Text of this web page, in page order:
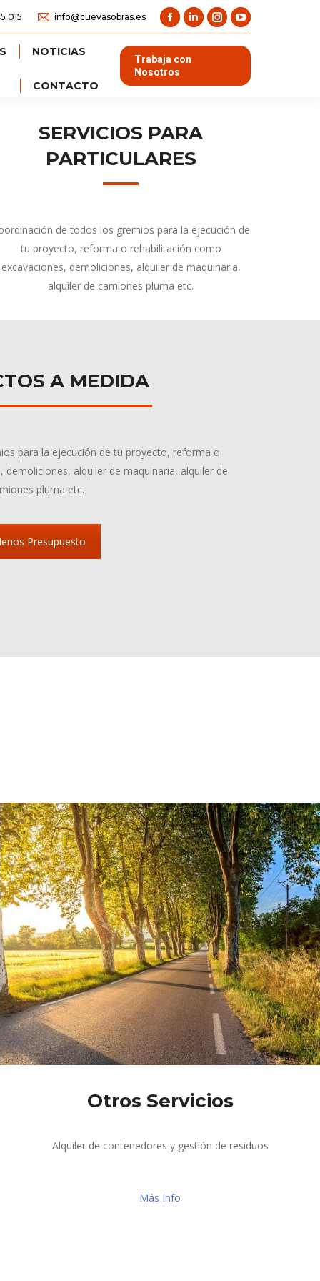
015 info@cuevasobras.es
Facebook
page
opens
in
window
Linkedin
page
in
window
Instagram
page
in
YouTube
page
in
NOTICIAS
CONTACTO
Trabaja con
Nosotros
SERVICIOS PARA
PARTICULARES
de todos los gremios para la ejecución de
tu proyecto, reforma o rehabilitación como
excavaciones, demoliciones, alquiler de maquinaria,
alquiler de camiones pluma etc.
A MEDIDA
para la ejecución de tu proyecto, reforma o
alquiler de maquinaria, alquiler de
pluma etc.
Presupuesto
Otros Servicios
Alquiler de contenedores y gestión de residuos
Más Info